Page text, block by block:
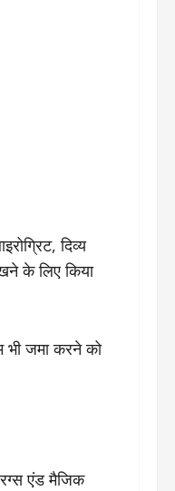
दिव्य
के लिए किया
भी जमा करने को
एंड मैजिक